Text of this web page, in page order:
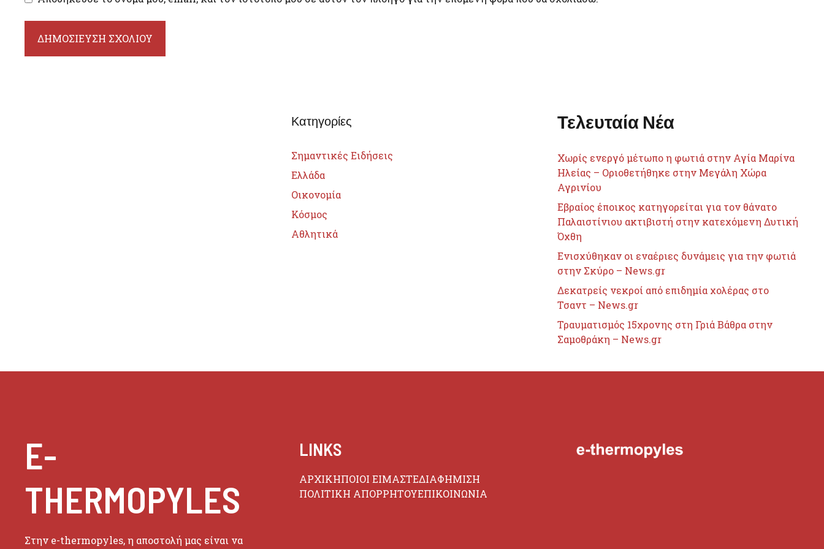
Κατηγορίες
Σημαντικές Ειδήσεις
Ελλάδα
Οικονομία
Κόσμος
Αθλητικά
Τελευταία Νέα
Χωρίς ενεργό μέτωπο η φωτιά στην Αγία Μαρίνα
Ηλείας – Οριοθετήθηκε στην Μεγάλη Χώρα
Αγρινίου
Εβραίος έποικος κατηγορείται για τον θάνατο
Παλαιστίνιου ακτιβιστή στην κατεχόμενη Δυτική
Όχθη
Ενισχύθηκαν οι εναέριες δυνάμεις για την φωτιά
στην Σκύρο – News.gr
Δεκατρείς νεκροί από επιδημία χολέρας στο
Τσαντ – News.gr
Τραυματισμός 15χρονης στη Γριά Βάθρα στην
Σαμοθράκη – News.gr
E-
THERMOPYLES
Στην e-thermopyles, η αποστολή μας είναι να
LINKS
ΑΡΧΙΚΗΠΟΙΟΙ ΕΙΜΑΣΤΕΔΙΑΦΗΜΙΣΗ
ΠΟΛΙΤΙΚΗ ΑΠΟΡΡΗΤΟΥΕΠΙΚΟΙΝΩΝΙΑ